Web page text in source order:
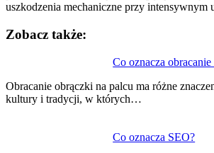
uszkodzenia mechaniczne przy intensywnym
Zobacz także:
Co oznacza
Obracanie obrączki na palcu ma różne
kultury i tradycji, w których…
Co oznacza SEO?
wpisu